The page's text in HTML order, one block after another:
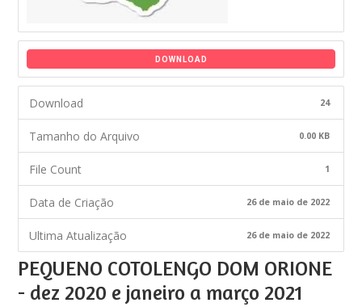
DOWNLOAD
Download 24
Tamanho do Arquivo 0.00 KB
File Count 1
Data de Criação 26 de maio de 2022
Ultima Atualização 26 de maio de 2022
PEQUENO COTOLENGO DOM ORIONE
- dez 2020 e janeiro a março 2021